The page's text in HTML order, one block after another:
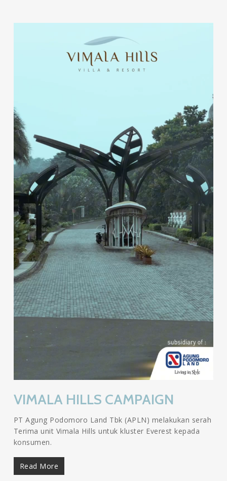
VIMALA HILLS CAMPAIGN
PT Agung Podomoro Land Tbk (APLN) melakukan serah
Terima unit Vimala Hills untuk kluster Everest kepada
konsumen.
Read More